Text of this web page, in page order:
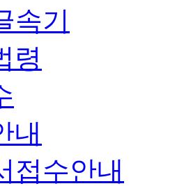
속기
령
내
접수안내